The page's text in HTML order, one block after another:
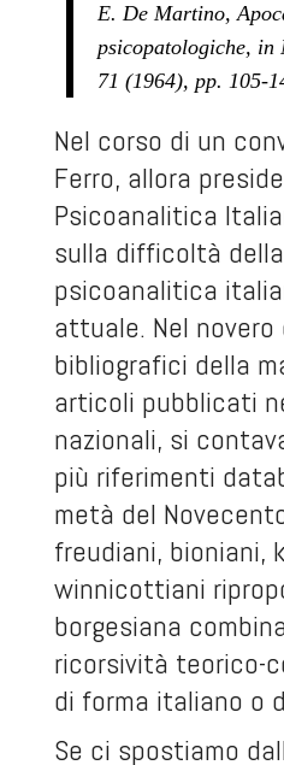
E. De Martino,
psicopatologiche, in
71 (1964), pp. 105-
Nel corso di un
Ferro, allora
Psicoanalitica
sulla difficoltà
psicoanalitica
attuale. Nel
bibliografici della
articoli pubblicati
nazionali, si
più riferimenti
metà del
freudiani, bioniani,
winnicottiani
borgesiana
ricorsività teorico-
di forma italiano o
Se ci spostiamo